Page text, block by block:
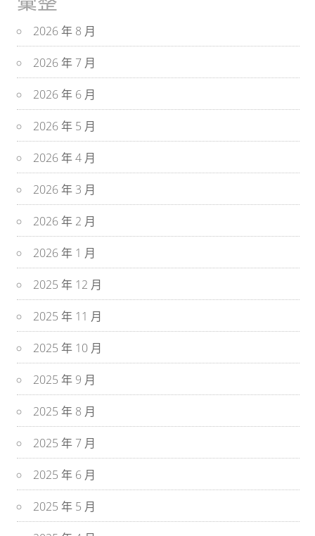
2026 年 8 月
2026 年 7 月
2026 年 6 月
2026 年 5 月
2026 年 4 月
2026 年 3 月
2026 年 2 月
2026 年 1 月
2025 年 12 月
2025 年 11 月
2025 年 10 月
2025 年 9 月
2025 年 8 月
2025 年 7 月
2025 年 6 月
2025 年 5 月